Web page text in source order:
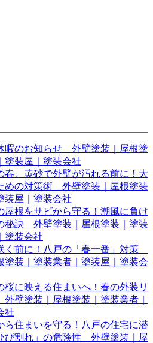
暇のお知らせ 外壁塗装｜屋根塗
塗装屋｜塗装会社
春、黄砂で外壁が汚れる前に！大
めの対策術 外壁塗装｜屋根塗装
装屋｜塗装会社
屋根をサビから守る！潮風に負け
秘訣 外壁塗装｜屋根塗装｜塗装
塗装会社
く前に！八戸の「春一番」対策
塗装｜塗装業者｜塗装屋｜塗装会
桜に映える住まいへ！春の外装リ
壁塗装｜屋根塗装｜塗装業者｜
社
ら住まいを守る！八戸の住宅に潜
び割れ」の危険性 外壁塗装｜屋